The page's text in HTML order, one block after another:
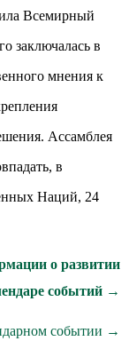
Всемирный
заключалась в
мнения к
Ассамблея
в
Наций, 24
о развитии
событий →
событии →